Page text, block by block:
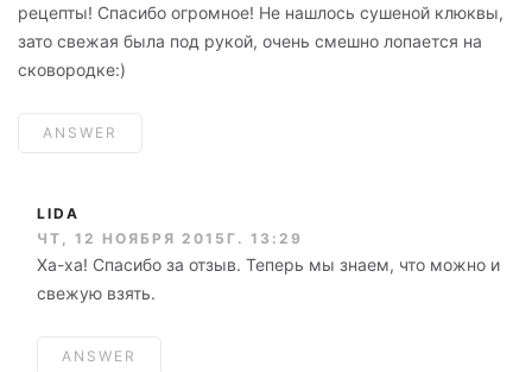
рецепты! Спасибо огромное! Не нашлось сушеной клюквы,
зато свежая была под рукой, очень смешно лопается на
сковородке:)
ANSWER
LIDA
ЧТ, 12 НОЯБРЯ 2015Г. 13:29
Ха-ха! Спасибо за отзыв. Теперь мы знаем, что можно и
свежую взять.
ANSWER